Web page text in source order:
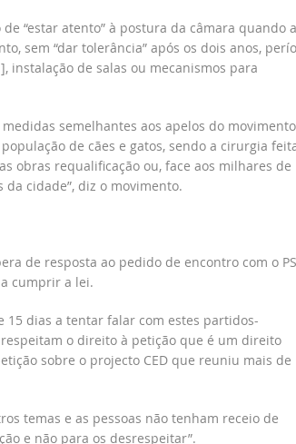
“estar atento” à postura da câmara quando
sem “dar tolerância” após os dois anos,
instalação de salas ou mecanismos para
semelhantes aos apelos do movimento
de cães e gatos, sendo a cirurgia
obras requalificação ou, face aos milhares de
cidade”, diz o movimento.
de resposta ao pedido de encontro com o
cumprir a lei.
15 dias a tentar falar com estes partidos-
o direito à petição que é um direito
sobre o projecto CED que reuniu mais de
temas e as pessoas não tenham receio de
e não para os desrespeitar”.